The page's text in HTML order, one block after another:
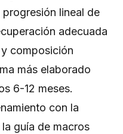
lineal de
adecuada
composición
más elaborado
6-12 meses.
con la
guía de macros